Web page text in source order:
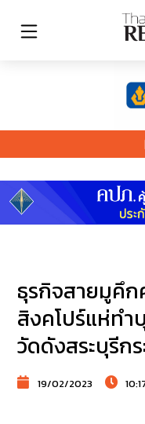
ธุรกิจสายมูคึ
สิงคโปร์แห่ท
วัดดังสระบุรีก
19/02/2023